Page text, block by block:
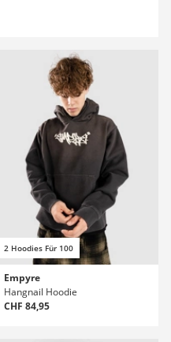
2 Hoodies Für 100
Empyre
Hangnail Hoodie
CHF 84,95